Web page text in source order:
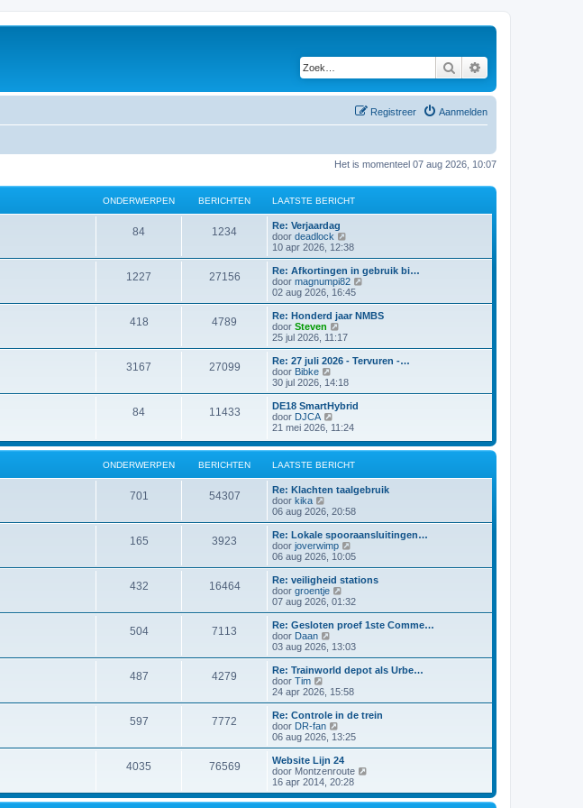
Zoek
Aanmelden
Registreer
Het is momenteel 07 aug 2026, 10:07
ONDERWERPEN BERICHTEN LAATSTE BERICHT
84 1234
Re: Verjaardag
door deadlock
e
k
j
k
a
t
e
e
r
i
h
t
10 apr 2026, 12:38
1227 27156
Re: Afkortingen in gebruik bi…
door magnumpi82
k
i
a
r
i
t
02 aug 2026, 16:45
418 4789
Re: Honderd jaar NMBS
door Steven
e
k
i
k
a
a
s
t
e
b
e
r
c
h
t
25 jul 2026, 11:17
3167 27099
Re: 27 juli 2026 - Tervuren -…
door Bibke
e
k
i
j
k
a
t
s
t
b
e
r
i
c
h
t
30 jul 2026, 14:18
84 11433
DE18 SmartHybrid
door DJCA
e
i
k
l
a
t
s
t
e
b
e
r
i
c
h
21 mei 2026, 11:24
ONDERWERPEN BERICHTEN LAATSTE BERICHT
701 54307
Re: Klachten taalgebruik
door kika
e
k
i
j
k
l
a
a
t
s
e
b
e
r
i
h
t
06 aug 2026, 20:58
165 3923
Re: Lokale spooraansluitingen…
door joverwimp
e
k
i
k
a
t
s
e
e
r
i
h
t
06 aug 2026, 10:05
432 16464
Re: veiligheid stations
door groentje
e
k
i
k
a
a
t
s
e
e
r
i
c
h
t
07 aug 2026, 01:32
504 7113
Re: Gesloten proef 1ste Comme…
door Daan
e
k
i
k
a
a
t
s
e
b
e
r
03 aug 2026, 13:03
487 4279
Re: Trainworld depot als Urbe…
door Tim
e
k
i
j
k
a
a
t
s
t
24 apr 2026, 15:58
597 7772
Re: Controle in de trein
door DR-fan
e
k
i
j
k
a
06 aug 2026, 13:25
4035 76569
Website Lijn 24
door Montzenroute
k
i
16 apr 2014, 20:28